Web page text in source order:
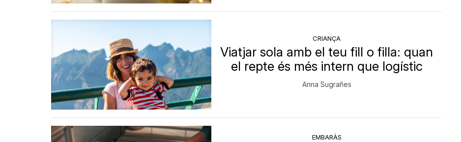
CRIANÇA
Viatjar sola amb el teu fill o filla: quan
el repte és més intern que logístic
Anna Sugrañes
EMBARÀS